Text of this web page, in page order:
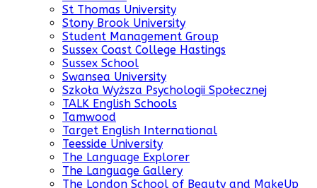
St Thomas University
Stony Brook University
Student Management Group
Sussex Coast College Hastings
Sussex School
Swansea University
Szkoła Wyższa Psychologii Społecznej
TALK English Schools
Tamwood
Target English International
Teesside University
The Language Explorer
The Language Gallery
The London School of Beauty and MakeUp